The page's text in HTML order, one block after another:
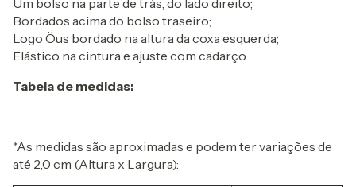
Um bolso na parte de trás, do lado direito;
Bordados acima do bolso traseiro;
Logo Öus bordado na altura da coxa esquerda;
Elástico na cintura e ajuste com cadarço.
Tabela de medidas:
*As medidas são aproximadas e podem ter variações de
até 2,0 cm (Altura x Largura):